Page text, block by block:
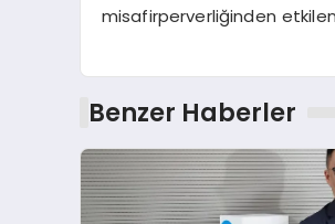
misafirperverliğinden
Benzer Haberler